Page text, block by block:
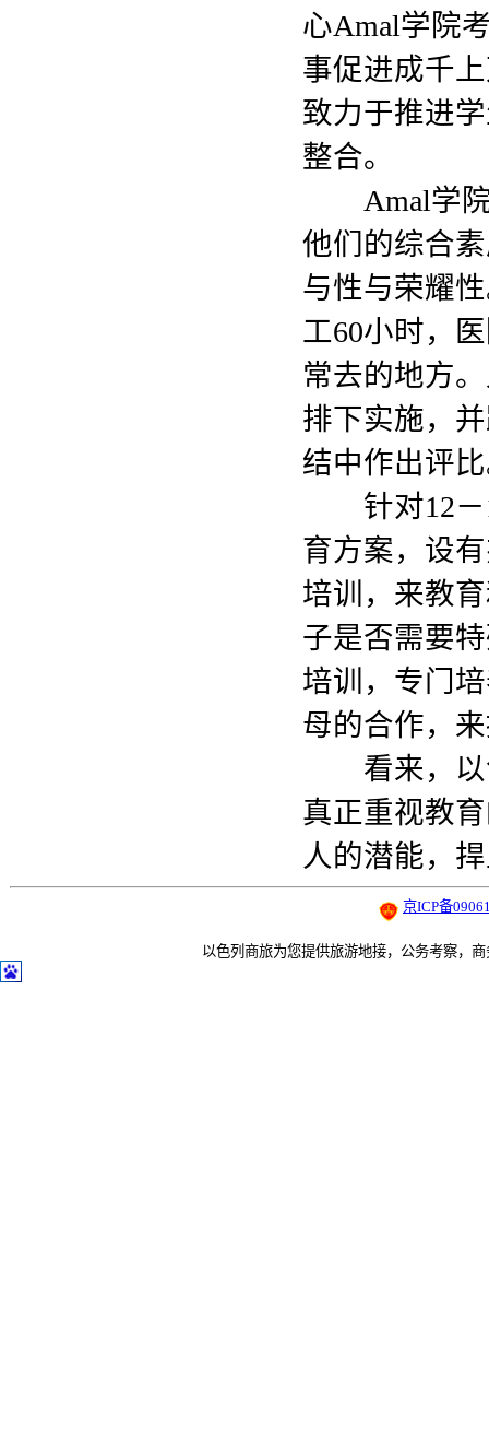
心Amal学院
事促进成千
致力于推进
整合。
Amal学院
他们的综合
与性与荣耀
工60小时，
常去的地方
排下实施，
结中作出评
针对12－
育方案，设
培训，来教
子是否需要
培训，专门
母的合作，
看来，以
真正重视教
人的潜能，
京ICP备
以色列商旅为您提供旅游地接，公务考察，